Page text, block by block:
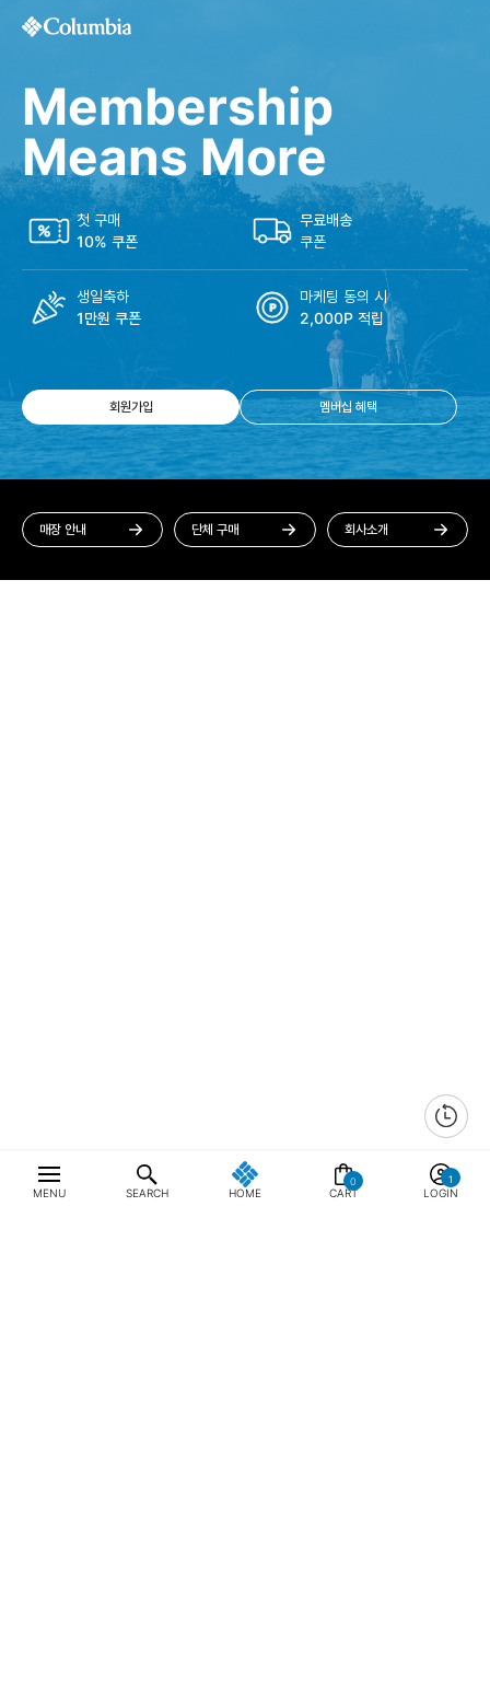
MENU SEARCH HOME
0
CART LOGIN
Membership
Means More
첫 구매
10% 쿠폰
무료배송
쿠폰
생일축하
1만원 쿠폰
마케팅 동의 시
2,000P 적립
회원가입 멤버십 혜택
매장 안내 단체 구매 회사소개